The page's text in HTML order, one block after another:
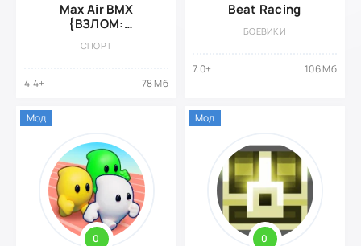
Max Air BMX
{ВЗЛОМ:
покупки}
СПОРТ
4.4+ 78 Мб
Beat Racing
БОЕВИКИ
7.0+ 106 Мб
0
Мод
0
Мод